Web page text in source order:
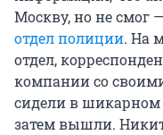
Москву, но не смог
отдел полиции. На
отдел,
компании со
сидели в шикарном
затем вышли.